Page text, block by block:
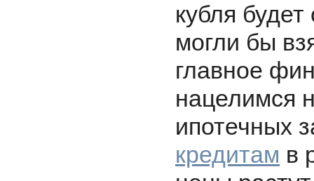
кубля
могли бы
главное
нацелимся
ипотечных
кредитам в